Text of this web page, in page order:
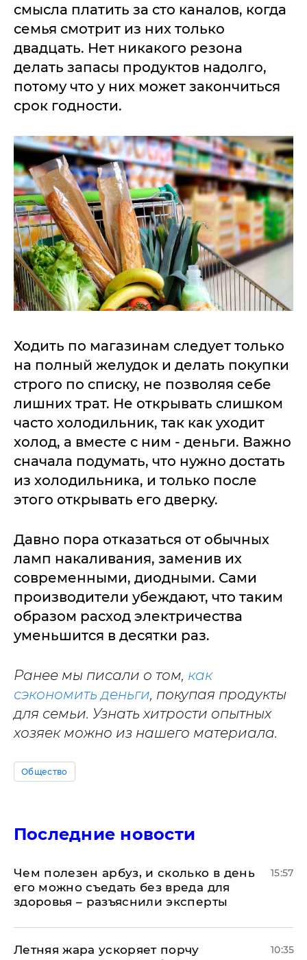
смысла платить за сто каналов, когда
семья смотрит из них только
двадцать. Нет никакого резона
делать запасы продуктов надолго,
потому что у них может закончиться
срок годности.
Ходить по магазинам следует только
на полный желудок и делать покупки
строго по списку, не позволяя себе
лишних трат. Не открывать слишком
часто холодильник, так как уходит
холод, а вместе с ним - деньги. Важно
сначала подумать, что нужно достать
из холодильника, и только после
этого открывать его дверку.
Давно пора отказаться от обычных
ламп накаливания, заменив их
современными, диодными. Сами
производители убеждают, что таким
образом расход электричества
уменьшится в десятки раз.
Ранее мы писали о том, как
сэкономить деньги, покупая продукты
для семьи. Узнать хитрости опытных
хозяек можно из нашего материала.
Общество
Последние новости
Чем полезен арбуз, и сколько в день
его можно съедать без вреда для
здоровья – разъяснили эксперты
15:57
Летняя жара ускоряет порчу
10:35